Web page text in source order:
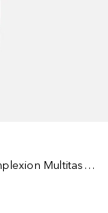
Sun-Kissed Face Gelee Complexion Multitasker